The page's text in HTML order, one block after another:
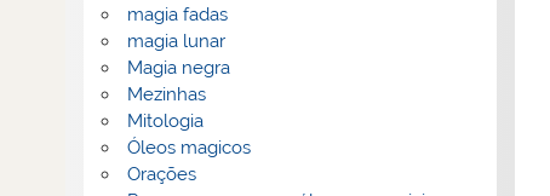
magia fadas
magia lunar
Magia negra
Mezinhas
Mitologia
Óleos magicos
Orações